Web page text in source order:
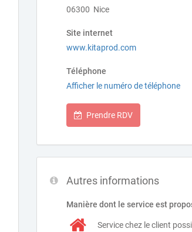
06300 Nice
Site internet
www.kitaprod.com
Téléphone
Afficher le numéro de téléphone
Prendre RDV
Autres informations
Manière dont le service est
Service chez le client